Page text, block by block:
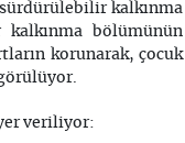
kalkınma
bölümünün
korunarak, çocuk
veriliyor: